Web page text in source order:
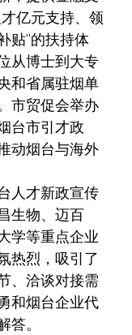
亿元支持、领
贴”的扶持体
从博士到大专
和省属驻烟单
市贸促会举办
台市引才政
动烟台与海外
人才新政宣传
生物、迈百
学等重点企业
热烈，吸引了
、洽谈对接需
和烟台企业代
。